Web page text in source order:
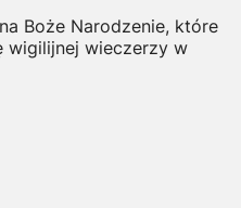
Boże Narodzenie, które
wigilijnej wieczerzy w